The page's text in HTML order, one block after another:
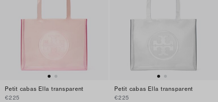
Petit cabas Ella transparent
€225
Petit cabas Ella transparent
€225